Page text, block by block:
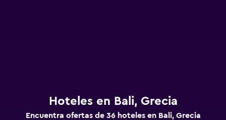
Hoteles en Bali, Grecia
Encuentra ofertas de 36 hoteles en Bali, Grecia